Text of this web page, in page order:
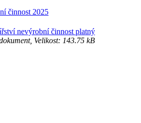
nevýrobní činnost platný
Velikost: 143.75 kB